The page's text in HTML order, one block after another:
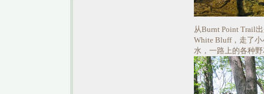
从Burnt Point Trail
White Bluff，走了小
水，一路上的各种